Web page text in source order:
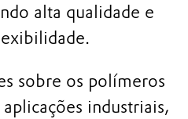
alta qualidade e
sobre os polímeros
industriais,